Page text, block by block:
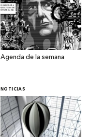
Agenda de la semana
NOTICIAS